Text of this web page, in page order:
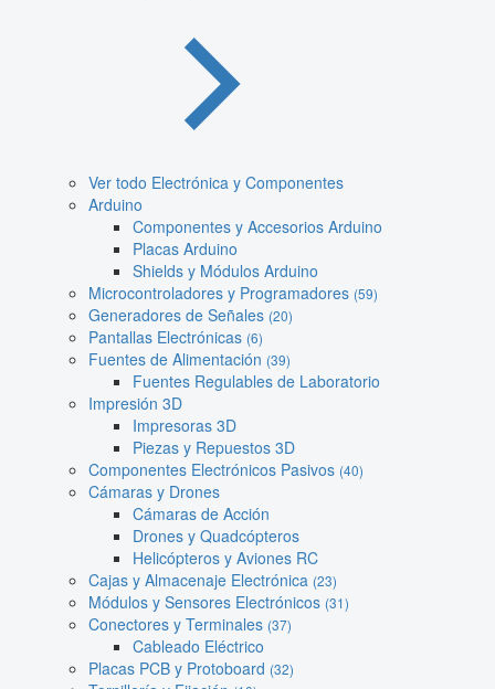
Ver todo Electrónica y Componentes
Arduino
Componentes y Accesorios Arduino
Placas Arduino
Shields y Módulos Arduino
Microcontroladores y Programadores (59)
Generadores de Señales (20)
Pantallas Electrónicas (6)
Fuentes de Alimentación (39)
Fuentes Regulables de Laboratorio
Impresión 3D
Impresoras 3D
Piezas y Repuestos 3D
Componentes Electrónicos Pasivos (40)
Cámaras y Drones
Cámaras de Acción
Drones y Quadcópteros
Helicópteros y Aviones RC
Cajas y Almacenaje Electrónica (23)
Módulos y Sensores Electrónicos (31)
Conectores y Terminales (37)
Cableado Eléctrico
Placas PCB y Protoboard (32)